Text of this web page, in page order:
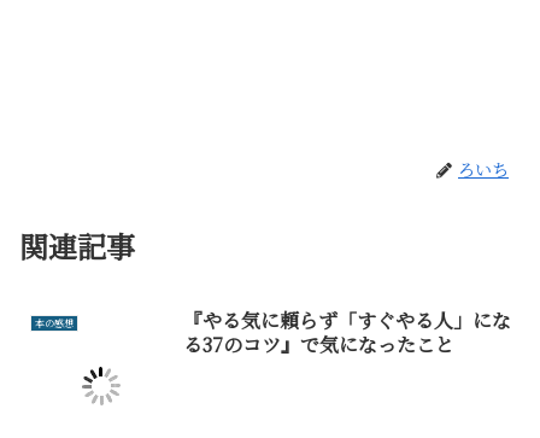
ろいち
関連記事
本の感想
『やる気に頼らず「すぐやる人」にな
る37のコツ』で気になったこと